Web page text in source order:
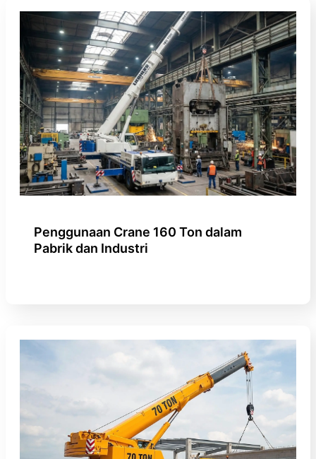
Penggunaan Crane 160 Ton dalam
Pabrik dan Industri